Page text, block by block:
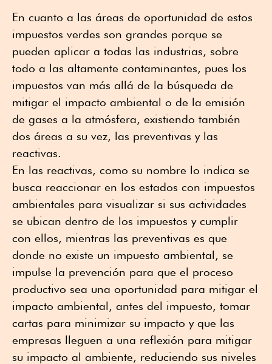
En cuanto a las áreas de oportunidad de estos
impuestos verdes son grandes porque se
pueden aplicar a todas las industrias, sobre
todo a las altamente contaminantes, pues los
impuestos van más allá de la búsqueda de
mitigar el impacto ambiental o de la emisión
de gases a la atmósfera, existiendo también
dos áreas a su vez, las preventivas y las
reactivas.
En las reactivas, como su nombre lo indica se
busca reaccionar en los estados con impuestos
ambientales para visualizar si sus actividades
se ubican dentro de los impuestos y cumplir
con ellos, mientras las preventivas es que
donde no existe un impuesto ambiental, se
impulse la prevención para que el proceso
productivo sea una oportunidad para mitigar el
impacto ambiental, antes del impuesto, tomar
cartas para minimizar su impacto y que las
empresas lleguen a una reflexión para mitigar
su impacto al ambiente, reduciendo sus niveles